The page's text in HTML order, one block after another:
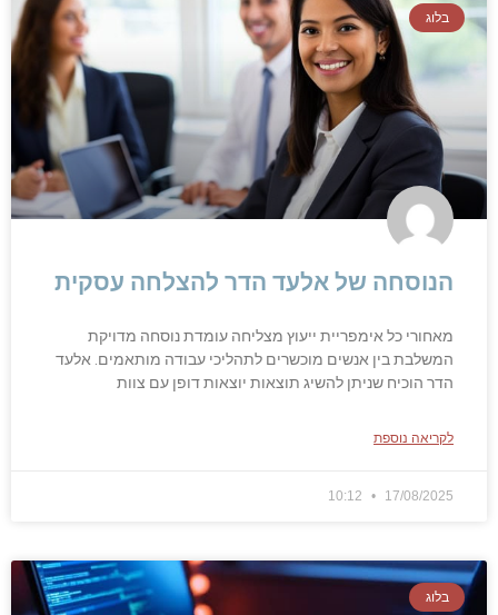
בלוג
הנוסחה של אלעד הדר להצלחה עסקית
מאחורי כל אימפריית ייעוץ מצליחה עומדת נוסחה מדויקת
המשלבת בין אנשים מוכשרים לתהליכי עבודה מותאמים. אלעד
הדר הוכיח שניתן להשיג תוצאות יוצאות דופן עם צוות
לקריאה נוספת
17/08/2025
בלוג